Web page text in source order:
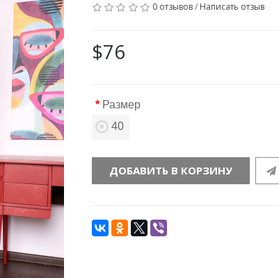
0 отзывов/ Написать отзыв
$76
Размер
40
ДОБАВИТЬ В КОРЗИНУ